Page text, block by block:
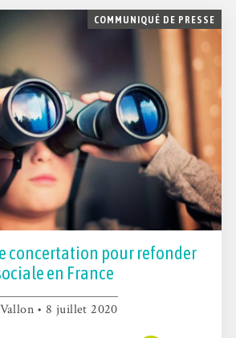
COMMUNIQUÉ DE PRESSE
concertation pour refonder
en France
• 8 juillet 2020